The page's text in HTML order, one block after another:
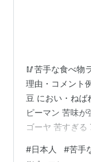
🥢苦手な食べ物
理由・コメント
豆 におい・ね
ピーマン 苦味
ゴーヤ 苦すぎる
手 10 春菊 独特
#日本人 #苦手